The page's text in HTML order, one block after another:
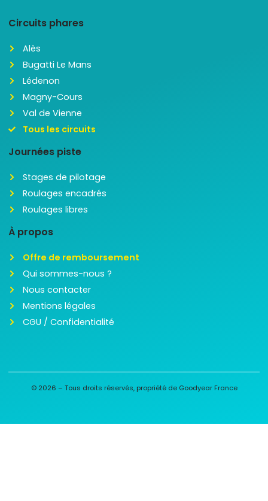
Circuits phares
Alès
Bugatti Le Mans
Lédenon
Magny-Cours
Val de Vienne
Tous les circuits
Journées piste
Stages de pilotage
Roulages encadrés
Roulages libres
À propos
Offre de remboursement
Qui sommes-nous ?
Nous contacter
Mentions légales
CGU / Confidentialité
© 2026 – Tous droits réservés, propriété de Goodyear France